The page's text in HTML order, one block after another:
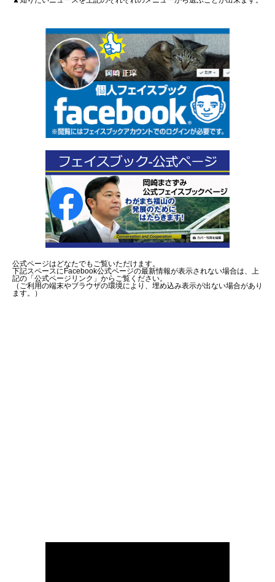
公式ページはどなたでもご覧いただけます。
下記スペースにFacebook公式ページの最新情報が表示されない場合は、上
記の「公式ページリンク」からご覧ください。
（ご利用の端末やブラウザの環境により、埋め込み表示が出ない場合があり
ます。）